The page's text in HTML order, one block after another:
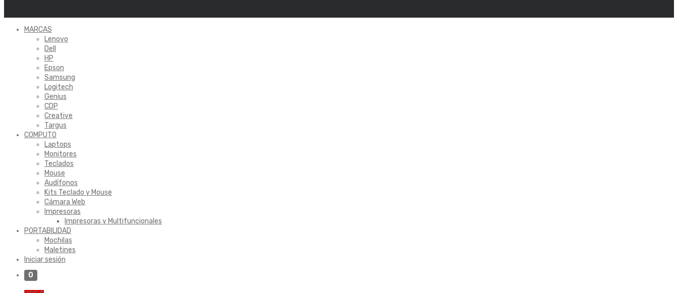
MARCAS
Lenovo
Dell
HP
Epson
Samsung
Logitech
Genius
CDP
Creative
Targus
COMPUTO
Laptops
Monitores
Teclados
Mouse
Audífonos
Kits Teclado y Mouse
Cámara Web
Impresoras
Impresoras y Multifuncionales
PORTABILIDAD
Mochilas
Maletines
Iniciar sesión
0